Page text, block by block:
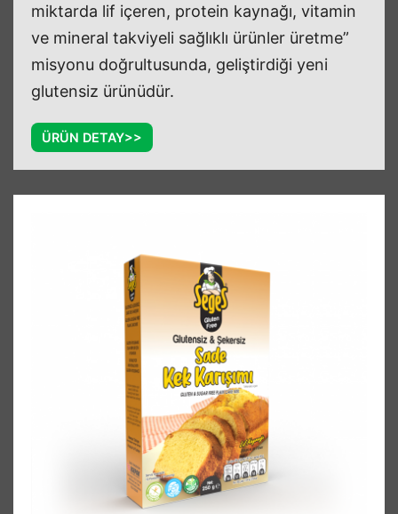
miktarda lif içeren, protein kaynağı, vitamin
ve mineral takviyeli sağlıklı ürünler üretme”
misyonu doğrultusunda, geliştirdiği yeni
glutensiz ürünüdür.
ÜRÜN DETAY>>